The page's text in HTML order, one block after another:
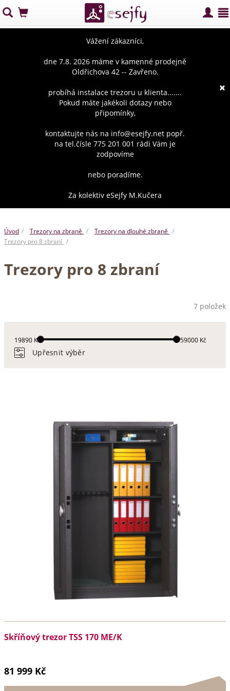
×
Vážení zákazníci,
dne 7.8. 2026 máme v kamenné prodejně
Oldřichova 42 -- Zavřeno.
probíhá instalace trezoru u klienta.......
Pokud máte jakékoli dotazy nebo
připomínky,
kontaktujte nás na info@esejfy.net popř.
na tel.čísle 775 201 001 rádi Vám je
zodpovíme
nebo poradíme.
Za kolektiv eSejfy M.Kučera
Úvod Trezory na zbraně
Trezory na dlouhé zbraně
Trezory pro 8 zbraní
Trezory pro 8 zbraní
7 položek
Upřesnit výběr
19890 Kč 159000 Kč
Skříňový trezor TSS 170 ME/K
81 999 Kč